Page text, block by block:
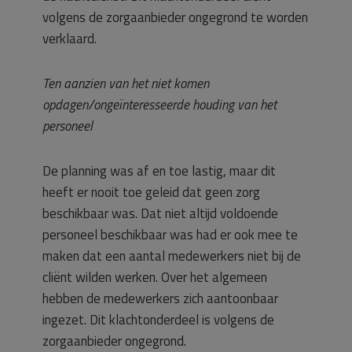
volgens de zorgaanbieder ongegrond te worden
verklaard.
Ten aanzien van het niet komen
opdagen/ongeïnteresseerde houding van het
personeel
De planning was af en toe lastig, maar dit
heeft er nooit toe geleid dat geen zorg
beschikbaar was. Dat niet altijd voldoende
personeel beschikbaar was had er ook mee te
maken dat een aantal medewerkers niet bij de
cliënt wilden werken. Over het algemeen
hebben de medewerkers zich aantoonbaar
ingezet. Dit klachtonderdeel is volgens de
zorgaanbieder ongegrond.